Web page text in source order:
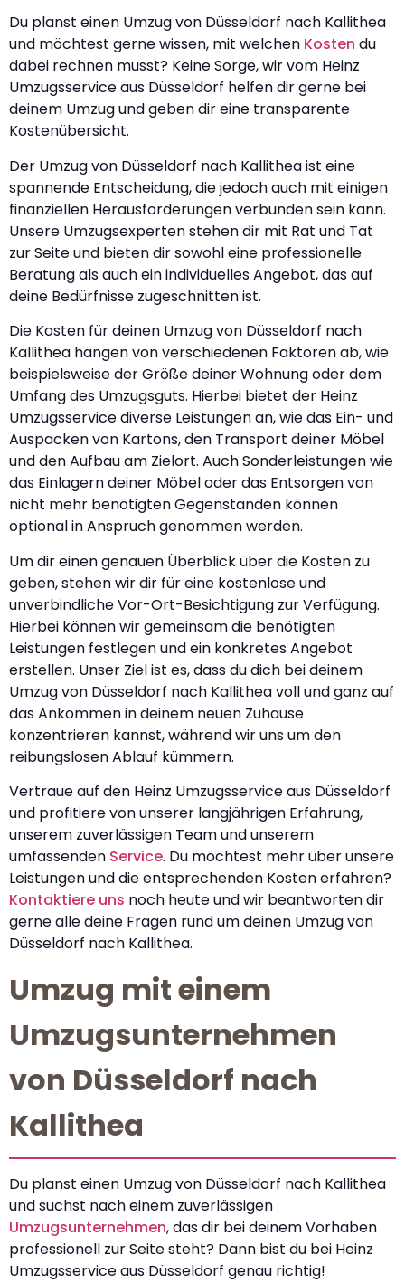
Du planst einen Umzug von Düsseldorf nach Kallithea
und möchtest gerne wissen, mit welchen Kosten du
dabei rechnen musst? Keine Sorge, wir vom Heinz
Umzugsservice aus Düsseldorf helfen dir gerne bei
deinem Umzug und geben dir eine transparente
Kostenübersicht.
Der Umzug von Düsseldorf nach Kallithea ist eine
spannende Entscheidung, die jedoch auch mit einigen
finanziellen Herausforderungen verbunden sein kann.
Unsere Umzugsexperten stehen dir mit Rat und Tat
zur Seite und bieten dir sowohl eine professionelle
Beratung als auch ein individuelles Angebot, das auf
deine Bedürfnisse zugeschnitten ist.
Die Kosten für deinen Umzug von Düsseldorf nach
Kallithea hängen von verschiedenen Faktoren ab, wie
beispielsweise der Größe deiner Wohnung oder dem
Umfang des Umzugsguts. Hierbei bietet der Heinz
Umzugsservice diverse Leistungen an, wie das Ein- und
Auspacken von Kartons, den Transport deiner Möbel
und den Aufbau am Zielort. Auch Sonderleistungen wie
das Einlagern deiner Möbel oder das Entsorgen von
nicht mehr benötigten Gegenständen können
optional in Anspruch genommen werden.
Um dir einen genauen Überblick über die Kosten zu
geben, stehen wir dir für eine kostenlose und
unverbindliche Vor-Ort-Besichtigung zur Verfügung.
Hierbei können wir gemeinsam die benötigten
Leistungen festlegen und ein konkretes Angebot
erstellen. Unser Ziel ist es, dass du dich bei deinem
Umzug von Düsseldorf nach Kallithea voll und ganz auf
das Ankommen in deinem neuen Zuhause
konzentrieren kannst, während wir uns um den
reibungslosen Ablauf kümmern.
Vertraue auf den Heinz Umzugsservice aus Düsseldorf
und profitiere von unserer langjährigen Erfahrung,
unserem zuverlässigen Team und unserem
umfassenden Service. Du möchtest mehr über unsere
Leistungen und die entsprechenden Kosten erfahren?
Kontaktiere uns noch heute und wir beantworten dir
gerne alle deine Fragen rund um deinen Umzug von
Düsseldorf nach Kallithea.
Umzug mit einem
Umzugsunternehmen
von Düsseldorf nach
Kallithea
Du planst einen Umzug von Düsseldorf nach Kallithea
und suchst nach einem zuverlässigen
Umzugsunternehmen, das dir bei deinem Vorhaben
professionell zur Seite steht? Dann bist du bei Heinz
Umzugsservice aus Düsseldorf genau richtig!